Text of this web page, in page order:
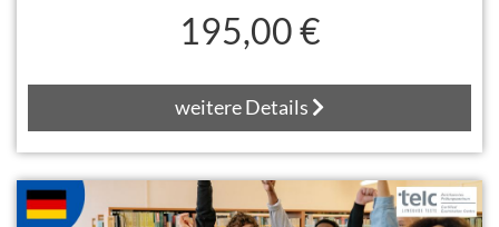
195,00 €
weitere Details